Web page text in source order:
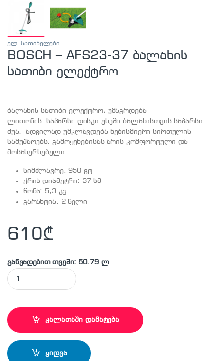
ელ. სათიბელები
BOSCH – AFS23-37 ბალახის
სათიბი ელექტრო
ბალახის სათიბი ელექტრო, უმაგრდება
ლითონის საპარსი დისკი უხეში ბალახისთვის საპარსი
ძუა. ადვილად უმკლავდება ნებისმიერი სირთულის
სამუშაოებს. გამოყენებისას არის კომფორტული და
მოსახერხებელი.
სიმძლავრე: 950 ვტ
ჭრის დიამეტრი: 37 სმ
წონა: 5,3 კგ
გარანტია: 2 წელი
610₾
განვადებით თვეში: 50.79 ლ
BOSCH - AFS23-37 ბალახის სათიბი ელექტრო quantity
კალათაში დამატება
ყიდვა